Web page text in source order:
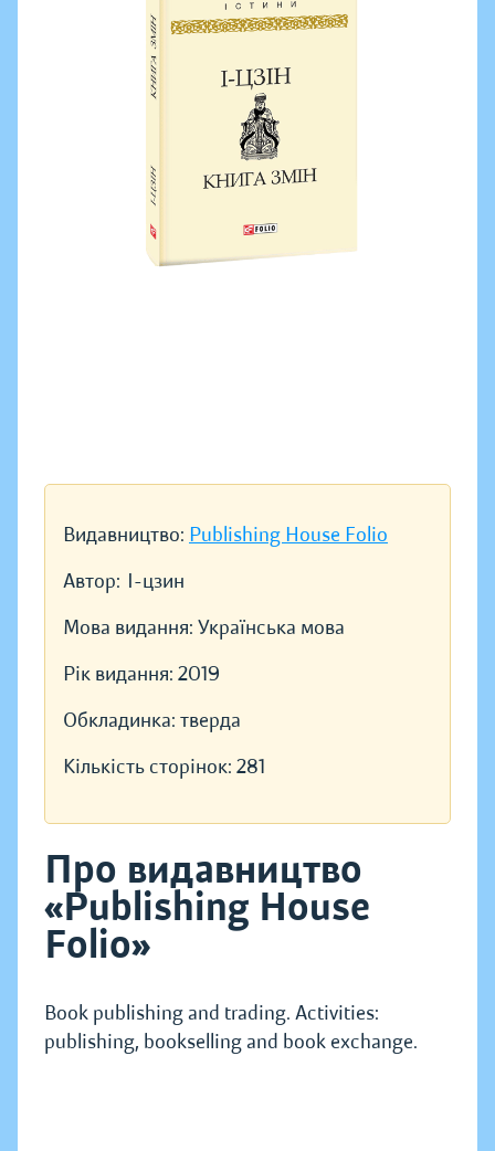
Видавництво: Publishing House Folio
Автор: І-цзин
Мова видання: Українська мова
Рік видання: 2019
Обкладинка: тверда
Кількість сторінок: 281
Про видавництво
«Publishing House
Folio»
Book publishing and trading. Activities:
publishing, bookselling and book exchange.